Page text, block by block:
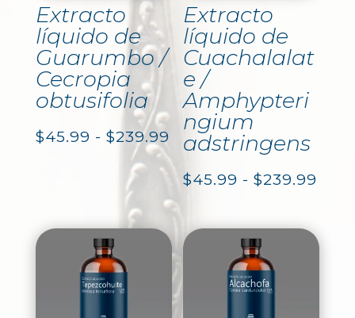
Extracto
líquido de
Guarumbo /
Cecropia
obtusifolia
$45.99 - $239.99 Rango
de
precios:
desde
$45.99
hasta
Extracto
líquido de
Cuachalalat
e /
Amphypteri
ngium
adstringens
$45.99 - $239.99